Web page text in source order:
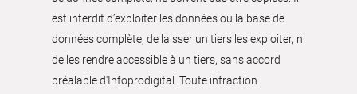
est interdit d’exploiter les données ou la base de
données complète, de laisser un tiers les exploiter, ni
de les rendre accessible à un tiers, sans accord
préalable d'Infoprodigital. Toute infraction